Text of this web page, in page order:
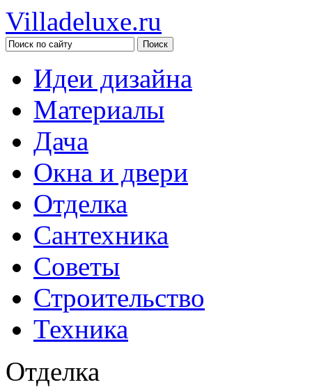
Villadeluxe.ru
Идеи дизайна
Материалы
Дача
Окна и двери
Отделка
Сантехника
Советы
Строительство
Техника
Отделка